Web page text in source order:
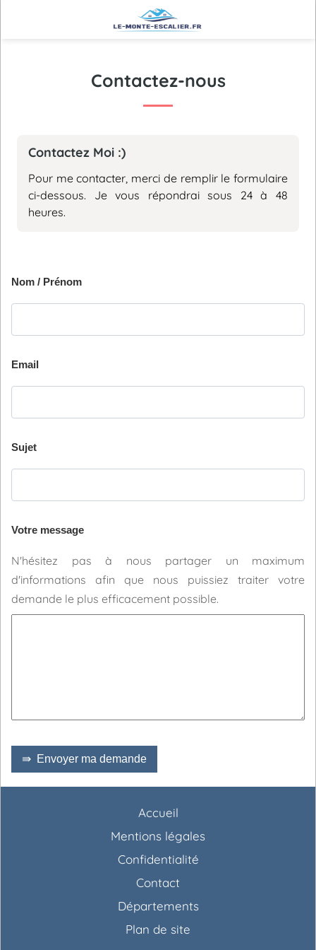
Contactez-nous
Contactez Moi :)
Pour me contacter, merci de remplir le formulaire
ci-dessous. Je vous répondrai sous 24 à 48
heures.
Nom / Prénom
Email
Sujet
Votre message
N'hésitez pas à nous partager un maximum
d'informations afin que nous puissiez traiter votre
demande le plus efficacement possible.
⇛ Envoyer ma demande
Accueil
Mentions légales
Confidentialité
Contact
Départements
Plan de site